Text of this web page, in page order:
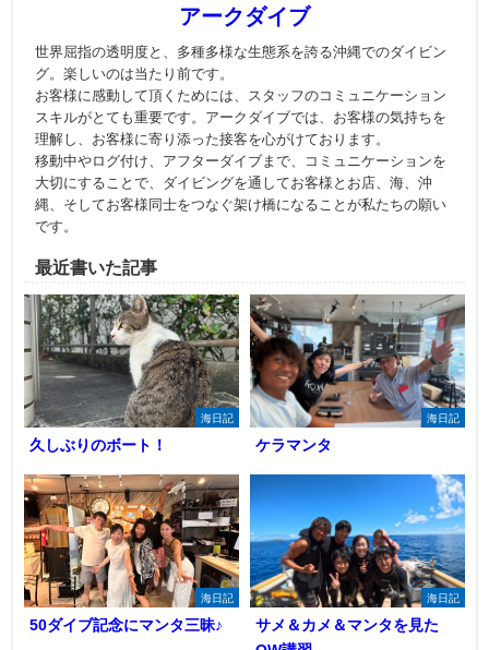
アークダイブ
世界屈指の透明度と、多種多様な生態系を誇る沖縄でのダイビン
グ。楽しいのは当たり前です。
お客様に感動して頂くためには、スタッフのコミュニケーション
スキルがとても重要です。アークダイブでは、お客様の気持ちを
理解し、お客様に寄り添った接客を心がけております。
移動中やログ付け、アフターダイブまで、コミュニケーションを
大切にすることで、ダイビングを通してお客様とお店、海、沖
縄、そしてお客様同士をつなぐ架け橋になることが私たちの願い
です。
最近書いた記事
海日記
久しぶりのボート！
海日記
ケラマンタ
海日記
50ダイブ記念にマンタ三昧♪
海日記
サメ＆カメ＆マンタを見た